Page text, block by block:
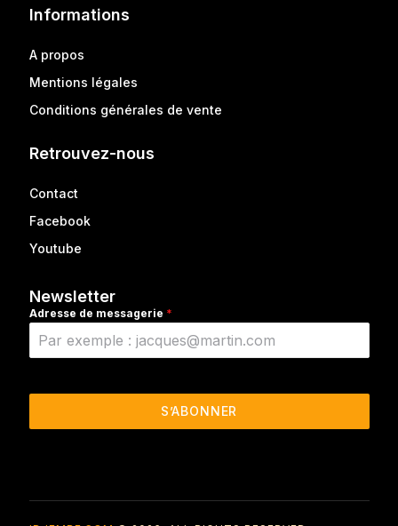
Informations
A propos
Mentions légales
Conditions générales de vente
Retrouvez-nous
Contact
Facebook
Youtube
Newsletter
Adresse de messagerie *
S’ABONNER